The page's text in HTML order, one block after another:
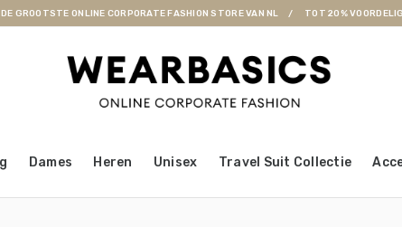
DE GROOTSTE ONLINE CORPORATE FASHION STORE VAN NL TOT 20%
Dames Heren Unisex Travel Suit Collectie